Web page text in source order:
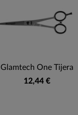
Glamtech One Tijera
12,44 €